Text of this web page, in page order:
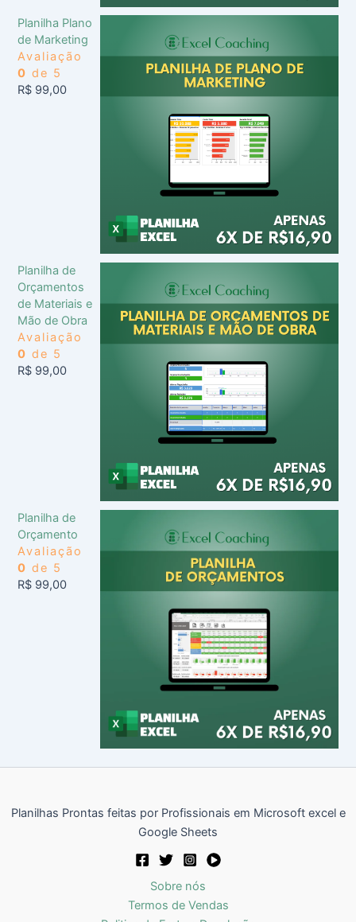
Planilha Plano
de Marketing
Avaliação
0 de 5
R$ 99,00
Planilha de
Orçamentos
de Materiais e
Mão de Obra
Avaliação
0 de 5
R$ 99,00
Planilha de
Orçamento
Avaliação
0 de 5
R$ 99,00
Planilhas Prontas feitas por Profissionais em Microsoft excel e
Google Sheets
Sobre nós
Termos de Vendas